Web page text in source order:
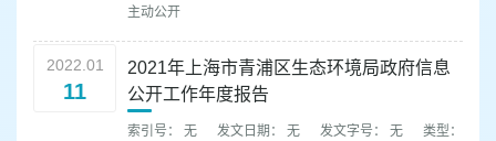
主动公开
2022.01
11
2021年上海市青浦区生态环境局政府信息
公开工作年度报告
索引号： 无 发文日期： 无 发文字号： 无
类型：